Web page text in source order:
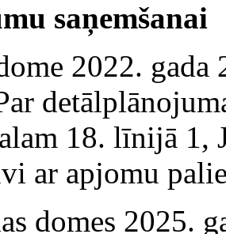
saņemšanai
2022.
18. līnijā 1,
ar apjomu
domes 2025.